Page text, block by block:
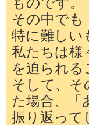
その中でも
特に難しい
私たちは様
を迫られる
そして、そ
た場合、「
振り返って